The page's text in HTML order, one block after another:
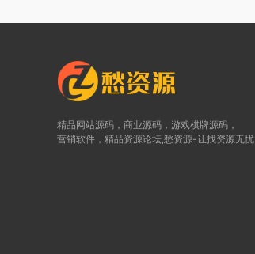
精品网站源码，商业源码，游戏棋牌源码，
营销软件，精品资源论坛,愁资源-让找资源无忧